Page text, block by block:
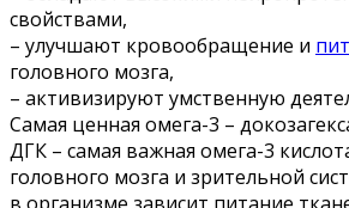
свойствами,
– улучшают кровообращение и
головного мозга,
– активизируют умственную
Самая ценная омега-3 –
ДГК – самая важная омега-3
головного мозга и зрительной